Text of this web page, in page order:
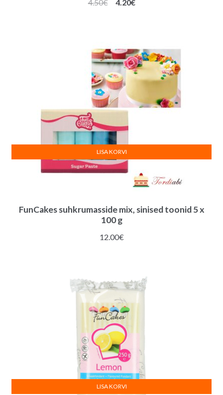
4.50€ 4.20€
FunCakes suhkrumasside mix, sinised toonid 5 x
100 g
12.00€
LISA KORVI
LISA KORVI